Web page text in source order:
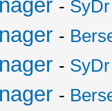
- SyDr
-
- SyDr
-